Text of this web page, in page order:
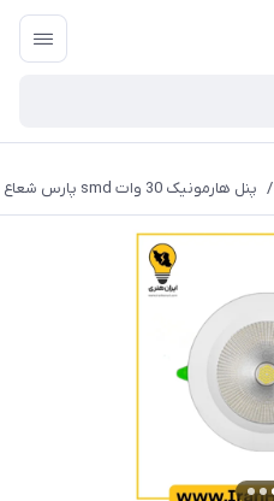
/ پنل هارمونیک 30 وات smd پارس شعاع توس